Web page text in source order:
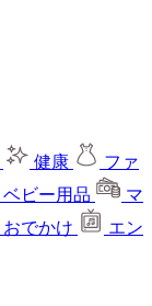
健康
ファ
ベビー用品
マ
おでかけ
エン